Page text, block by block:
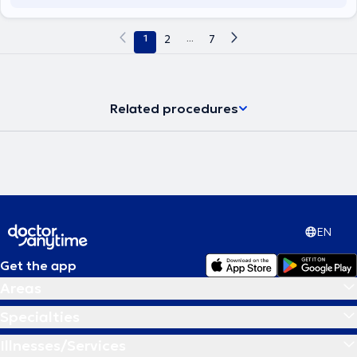
1 2 ... 7
Related procedures
EN
Get the app